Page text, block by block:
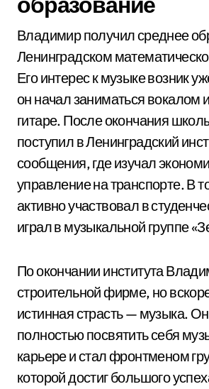
Владимир получил среднее
Ленинградском
Его интерес к музыке возник
он начал заниматься вокалом
гитаре. После окончания
поступил в Ленинградский
сообщения, где изучал
управление на транспорте. В
активно участвовал в
играл в музыкальной группе
По окончании института
строительной фирме, но
истинная страсть — музыка.
полностью посвятить себя
карьере и стал фронтменом
которой достиг большого